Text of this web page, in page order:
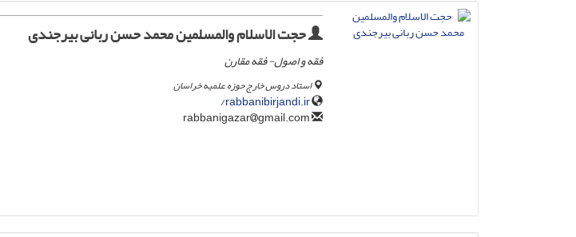
حجت الاسلام والمسلمین محمد حسن ربانی بیرجندی
فقه و اصول- فقه مقارن
استاد دروس خارج حوزه علمیه خراسان
rabbanibirjandi.ir/
gmail.com